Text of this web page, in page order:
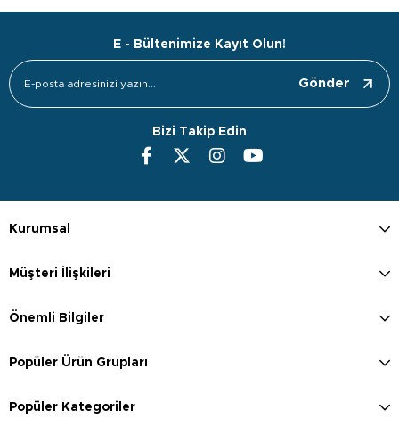
E - Bültenimize Kayıt Olun!
Gönder
Bizi Takip Edin
Kurumsal
Müşteri İlişkileri
Önemli Bilgiler
Popüler Ürün Grupları
Popüler Kategoriler